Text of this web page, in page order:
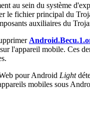
au sein du système
le fichier principal du
auxiliaires du
l'appareil mobile. Ces
pour Android Light
mobiles sous